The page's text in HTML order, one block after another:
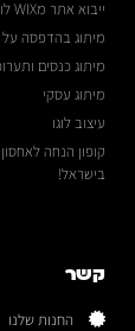
ייבוא אתר מWIX לוורדפרס
מיתוג בהדפסה
מיתוג כנסים
מיתוג עסקי
עיצוב לוגו
קופון הנחה
בישראל!
קשר
החנות שלנו